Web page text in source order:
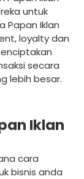
untuk
Papan Iklan
loyalty dan
secara
lebih besar.
Iklan
cara
bisnis anda